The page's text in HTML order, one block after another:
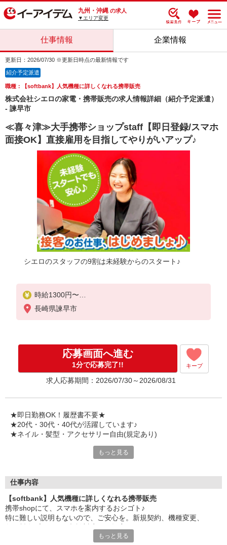
九州・沖縄 の求人
▼エリア変更
仕事情報 企業情報
更新日：2026/07/30 ※更新日時点の最新情報です
紹介予定派遣
職種：【softbank】人気機種に詳しくなれる携帯販売
株式会社シエロの家電・携帯販売の求人情報詳細（紹介予定派遣）
- 諫早市
≪喜々津≫大手携帯ショップstaff【即日登録/スマホ
面接OK】直接雇用を目指してやりがいアップ♪
シエロのスタッフの9割は未経験からのスタート♪
時給1300円〜
※残業代支給
★交通費別途支給（規定あり）
入社祝い金10万円支給(規定有)
お友達を紹介頂くと,
インセンティブ支給(規定有)
゜・。○。・゜+゜・。○。・゜+゜
長崎県諫早市
応募画面へ進む
1分で応募完了!! キープ
求人応募期間：2026/07/30～2026/08/31
★即日勤務OK！履歴書不要★
★20代・30代・40代が活躍しています♪
★ネイル・髪型・アクセサリー自由(規定あり)
シエロのスタッフは9割が未経験スタート。
ずっと先まで役に立ちます！
丁寧な研修もあるので、
みなさんから働きやすいと好評です♪
最新アプリ事情やお得なプラン、
スマホの裏ワザを学べるチャンス♪
もっと見る
仕事内容
【softbank】人気機種に詳しくなれる携帯販売
携帯shopにて、スマホを案内するおシゴト♪
特に難しい説明もないので、ご安心を。新規契約、機種変更、
もっと見る